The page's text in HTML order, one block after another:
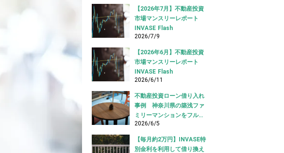
【2026年7月】不動産投資
市場マンスリーレポート
INVASE Flash
2026/7/9
【2026年6月】不動産投資
市場マンスリーレポート
INVASE Flash
2026/6/11
不動産投資ローン借り入れ
事例 神奈川県の築浅ファ
ミリーマンションをフルロ
ーンで借り入れ成功【不動
産投資ローン借り入れ事
例】
2026/6/5
【毎月約2万円】INVASE特
別金利を利用して借り換え